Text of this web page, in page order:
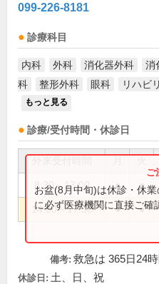
099-226-8181
診療科目
内科 外科 消化器外科 消
科
整形外科 眼科 リハビ
もっと見る
診療/受付時間・休診日
8:30～13:00 ● ●
14:00～17:30 ● ●
お盆(8月中旬)は休診・休
に必ず医療機関に直接ご確
備考: 救急は 365日24
休診日: 土、日、祝